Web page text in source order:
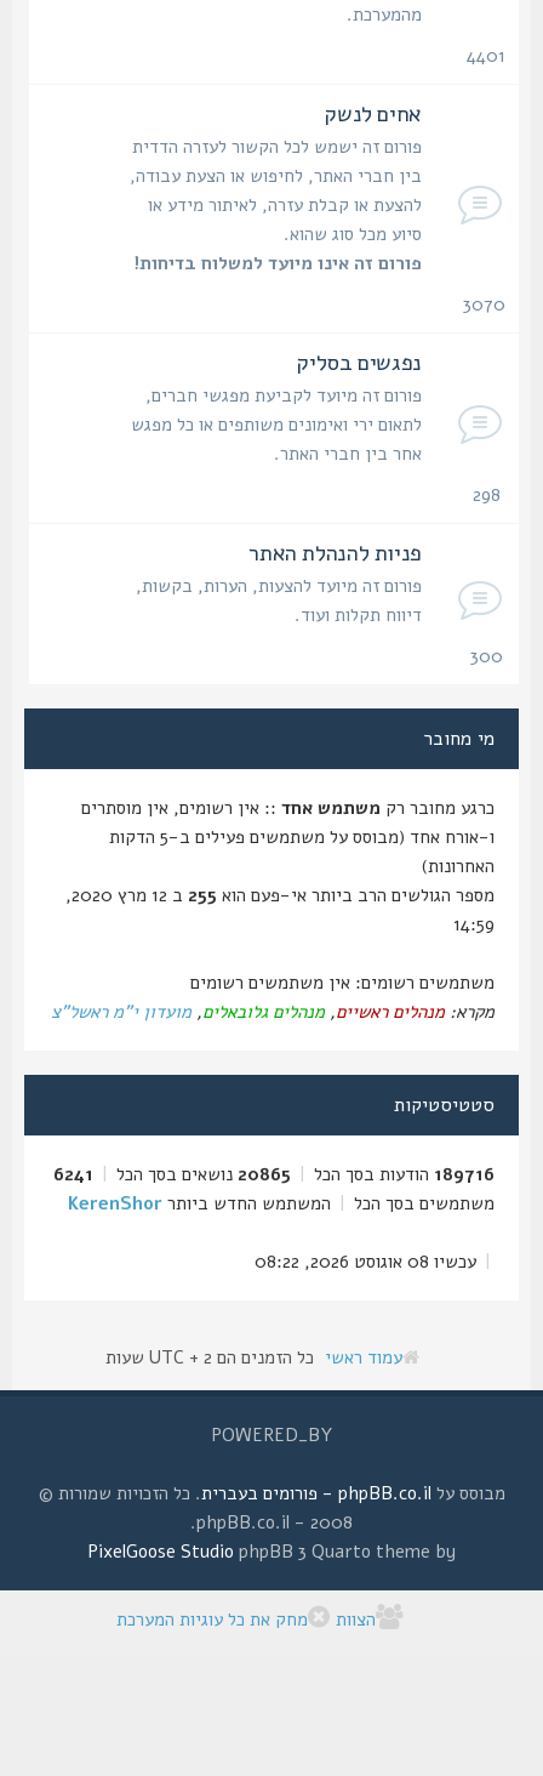
מהמערכת.
אחים לנשק
פורום זה ישמש לכל הקשור לעזרה הדדית
בין חברי האתר, לחיפוש או הצעת עבודה,
להצעת או קבלת עזרה, לאיתור מידע או
סיוע מכל סוג שהוא.
פורום זה אינו מיועד למשלוח בדיחות!
3070
נפגשים בסליק
פורום זה מיועד לקביעת מפגשי חברים,
לתאום ירי ואימונים משותפים או כל מפגש
אחר בין חברי האתר.
פניות להנהלת האתר
פורום זה מיועד להצעות, הערות, בקשות,
דיווח תקלות ועוד.
מי מחובר
כרגע מחובר רקמשתמש אחד :: אין רשומים, אין מוסתרים
ו-אורח אחד (מבוסס על משתמשים פעילים ב-5 הדקות
האחרונות)
מספר הגולשים הרב ביותר אי-פעם הוא255
ב 12 מרץ 2020,
14:59
משתמשים רשומים: אין משתמשים רשומים
מקרא:מנהלים ראשיים,מנהלים גלובאלים,מועדון י"מ ראשל"צ
סטטיסטיקות
189716הודעות בסך הכל |
20865נושאים בסך הכל |
6241
משתמשים בסך הכל |המשתמש החדש ביותרKerenShor
עכשיו 08 אוגוסט 2026, 08:22
עמוד ראשי כל הזמנים הם UTC + 2 שעות
POWERED_BY
מבוסס עלphpBB.co.il - פורומים בעברית
. כל הזכויות שמורות ©
2008 - phpBB.co.il.
phpBB 3 Quarto theme by
PixelGoose Studio
הצוות מחק את כל עוגיות המערכת